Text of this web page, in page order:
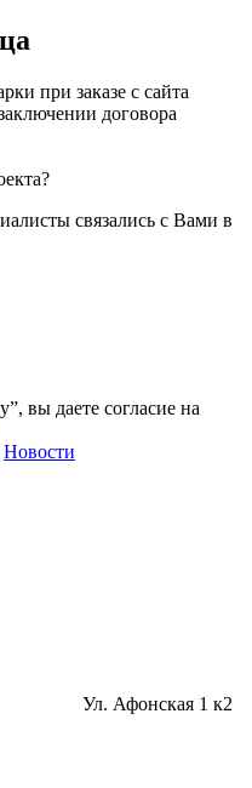
при заказе с сайта
договора
связались с Вами в
вы даете согласие на
Новости
Ул. Афонская 1 к2